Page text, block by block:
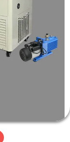
کارخانه
کنترل
با